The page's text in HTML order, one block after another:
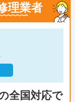
理業者
全国対応で